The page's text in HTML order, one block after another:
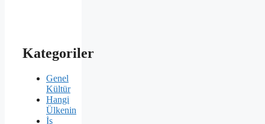
Kategoriler
Genel
Kültür
Hangi
Ülkenin
İş